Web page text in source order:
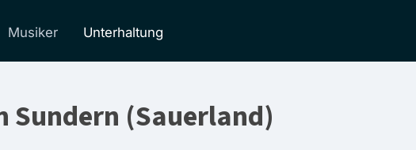
Musiker Unterhaltung
(Sauerland)